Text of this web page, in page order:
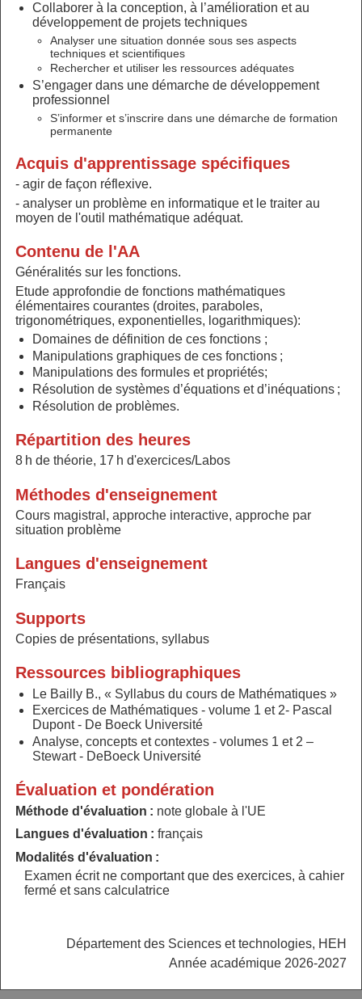
Collaborer à la conception, à l’amélioration et au
développement de projets techniques
Analyser une situation donnée sous ses aspects
techniques et scientifiques
Rechercher et utiliser les ressources adéquates
S’engager dans une démarche de développement
professionnel
S’informer et s’inscrire dans une démarche de formation
permanente
Acquis d'apprentissage spécifiques
- agir de façon réflexive.
- analyser un problème en informatique et le traiter au
moyen de l'outil mathématique adéquat.
Contenu de l'AA
Généralités sur les fonctions.
Etude approfondie de fonctions mathématiques
élémentaires courantes (droites, paraboles,
trigonométriques, exponentielles, logarithmiques):
Domaines de définition de ces fonctions ;
Manipulations graphiques de ces fonctions ;
Manipulations des formules et propriétés;
Résolution de systèmes d’équations et d’inéquations ;
Résolution de problèmes.
Répartition des heures
8 h de théorie, 17 h d'exercices/Labos
Méthodes d'enseignement
Cours magistral, approche interactive, approche par
situation problème
Langues d'enseignement
Français
Supports
Copies de présentations, syllabus
Ressources bibliographiques
Le Bailly B., « Syllabus du cours de Mathématiques »
Exercices de Mathématiques - volume 1 et 2- Pascal
Dupont - De Boeck Université
Analyse, concepts et contextes - volumes 1 et 2 –
Stewart - DeBoeck Université
Évaluation et pondération
Méthode d'évaluation : note globale à l'UE
Langues d'évaluation : français
Modalités d'évaluation :
Examen écrit ne comportant que des exercices, à cahier
fermé et sans calculatrice
Département des Sciences et technologies, HEH
Année académique 2026-2027